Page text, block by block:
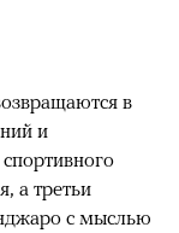
в
и
а третьи
с мыслью